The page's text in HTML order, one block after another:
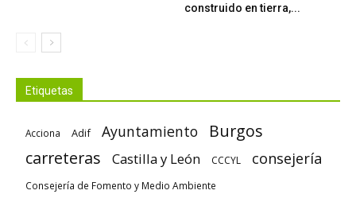
construido en tierra,...
Etiquetas
Acciona Adif Ayuntamiento
Burgos
carreteras
Castilla y León CCCYL consejería
Consejería de Fomento y Medio Ambiente